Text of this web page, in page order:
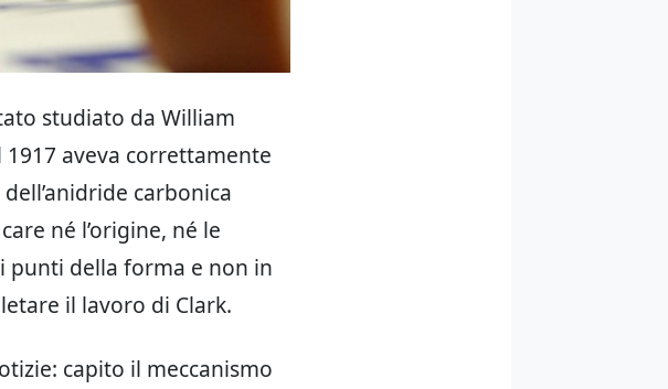
studiato da William
aveva correttamente
carbonica
né l’origine, né le
punti della forma e non in
il lavoro di Clark.
capito il meccanismo